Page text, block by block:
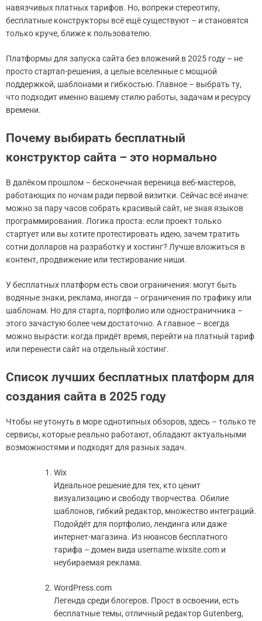
навязчивых платных тарифов. Но, вопреки стереотипу,
бесплатные конструкторы всё ещё существуют – и становятся
только круче, ближе к пользователю.
Платформы для запуска сайта без вложений в 2025 году – не
просто стартап-решения, а целые вселенные с мощной
поддержкой, шаблонами и гибкостью. Главное – выбрать ту,
что подходит именно вашему стилю работы, задачам и ресурсу
времени.
Почему выбирать бесплатный
конструктор сайта – это нормально
В далёком прошлом – бесконечная вереница веб-мастеров,
работающих по ночам ради первой визитки. Сейчас всё иначе:
можно за пару часов собрать красивый сайт, не зная языков
программирования. Логика проста: если проект только
стартует или вы хотите протестировать идею, зачем тратить
сотни долларов на разработку и хостинг? Лучше вложиться в
контент, продвижение или тестирование ниши.
У бесплатных платформ есть свои ограничения: могут быть
водяные знаки, реклама, иногда – ограничения по трафику или
шаблонам. Но для старта, портфолио или одностраничника –
этого зачастую более чем достаточно. А главное – всегда
можно вырасти: когда придёт время, перейти на платный тариф
или перенести сайт на отдельный хостинг.
Список лучших бесплатных платформ для
создания сайта в 2025 году
Чтобы не утонуть в море однотипных обзоров, здесь – только те
сервисы, которые реально работают, обладают актуальными
возможностями и подходят для разных задач.
Wix
Идеальное решение для тех, кто ценит
визуализацию и свободу творчества. Обилие
шаблонов, гибкий редактор, множество интеграций.
Подойдёт для портфолио, лендинга или даже
интернет-магазина. Из нюансов бесплатного
тарифа – домен вида username.wixsite.com и
неубираемая реклама.
WordPress.com
Легенда среди блогеров. Прост в освоении, есть
бесплатные темы, отличный редактор Gutenberg,